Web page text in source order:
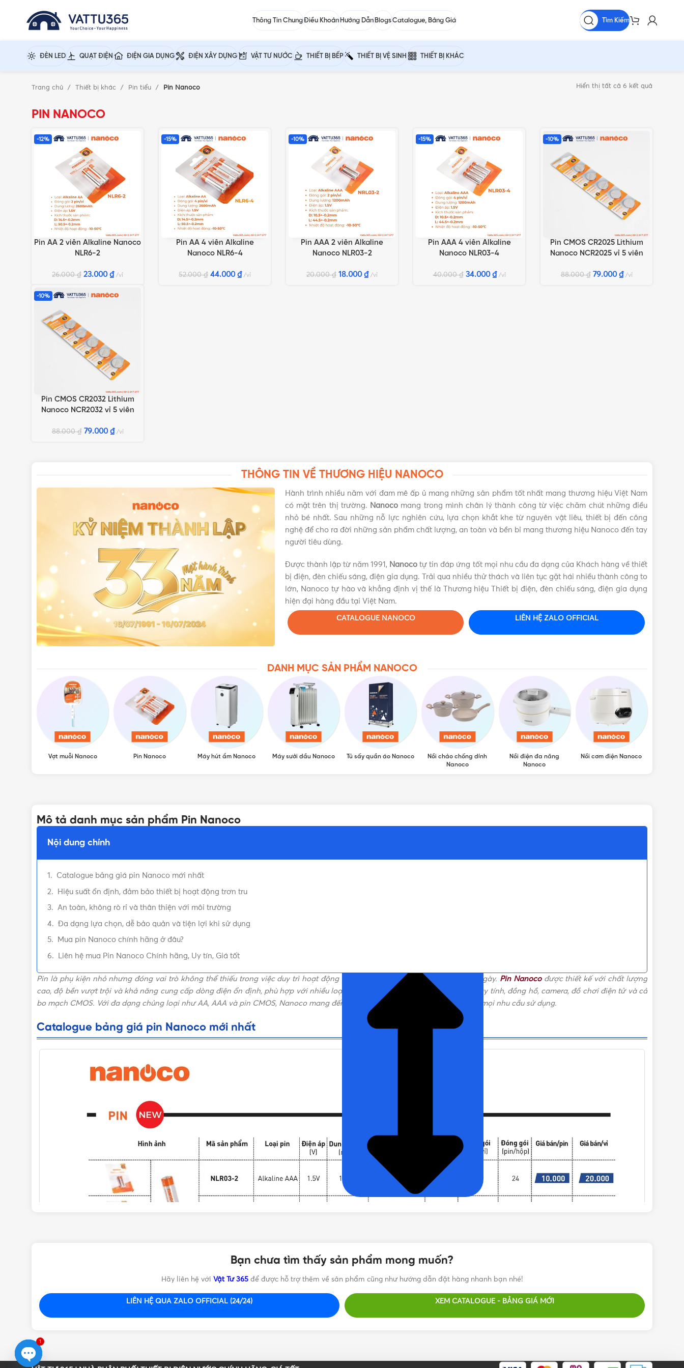
Thông Tin ChungĐiều Khoản Hướng Dẫn BlogsCatalogue, Bảng Giá Tìm Kiếm
ĐÈN LED QUẠT ĐIỆN ĐIỆN GIA DỤNG ĐIỆN XÂY DỰNG VẬT TƯ NƯỚC THIẾT BỊ BẾP THIẾT BỊ VỆ SINH THIẾT BỊ KHÁC
Trang chủ Thiết bị khác Pin tiểu Pin Nanoco Hiển thị tất cả 6 kết quả
PIN NANOCO
-12%
THÊM VÀO GIỎ HÀNG
Pin AA 2 viên Alkaline Nanoco
NLR6-2
26.000₫ 23.000 ₫ vỉ
-15%
THÊM VÀO GIỎ HÀNG
Pin AA 4 viên Alkaline
Nanoco NLR6-4
52.000₫ 44.000 ₫ vỉ
-10%
THÊM VÀO GIỎ HÀNG
Pin AAA 2 viên Alkaline
Nanoco NLR03-2
20.000₫ 18.000 ₫ vỉ
-15%
THÊM VÀO GIỎ HÀNG
Pin AAA 4 viên Alkaline
Nanoco NLR03-4
40.000₫ 34.000 ₫ vỉ
-10%
THÊM VÀO GIỎ HÀNG
Pin CMOS CR2025 Lithium
Nanoco NCR2025 vỉ 5 viên
88.000₫ 79.000 ₫ vỉ
-10%
THÊM VÀO GIỎ HÀNG
Pin CMOS CR2032 Lithium
Nanoco NCR2032 vỉ 5 viên
88.000₫ 79.000 ₫ vỉ
THÔNG TIN VỀ THƯƠNG HIỆU NANOCO
Hành trình nhiều năm với đam mê ấp ủ mang những sản phẩm tốt nhất mang thương hiệu Việt Nam
có mặt trên thị trường. Nanoco mang trong mình chân lý thành công từ việc chăm chút những điều
nhỏ bé nhất. Sau những nỗ lực nghiên cứu, lựa chọn khắt khe từ nguyên vật liêu, thiết bị đến công
nghệ để cho ra đời những sản phẩm chất lượng, an toàn và bền bỉ mang thương hiệu Nanoco đến tay
người tiêu dùng.
Được thành lập từ năm 1991, Nanoco tự tin đáp ứng tốt mọi nhu cầu đa dạng của Khách hàng về thiết
bị điện, đèn chiếu sáng, điện gia dụng. Trải qua nhiều thử thách và liên tục gặt hái nhiều thành công to
lớn, Nanoco tự hào và khẳng định vị thế là Thương hiệu Thiết bị điện, đèn chiếu sáng, điện gia dụng
hiện đại hàng đầu tại Việt Nam.
CATALOGUE NANOCO LIÊN HỆ ZALO OFFICIAL
DANH MỤC SẢN PHẨM NANOCO
Vợt muỗi Nanoco Pin Nanoco Máy hút ẩm Nanoco Máy sưởi dầu Nanoco Tủ sấy quần áo Nanoco
Nồi chảo chống dính
Nanoco
Nồi điện đa năng
Nanoco
Nồi cơm điện Nanoco
Mô tả danh mục sản phẩm Pin Nanoco
Nội dung chính
Catalogue bảng giá pin Nanoco mới nhất
Hiệu suất ổn định, đảm bảo thiết bị hoạt động trơn tru
An toàn, không rò rỉ và thân thiện với môi trường
Đa dạng lựa chọn, dễ bảo quản và tiện lợi khi sử dụng
Mua pin Nanoco chính hãng ở đâu?
Liên hệ mua Pin Nanoco Chính hãng, Uy tín, Giá tốt
Pin là phụ kiện nhỏ nhưng đóng vai trò không thể thiếu trong việc duy trì hoạt động ổn định của các thiết bị điện tử hằng ngày. Pin Nanocođược thiết kế với chất lượng
cao, độ bền vượt trội và khả năng cung cấp dòng điện ổn định, phù hợp với nhiều loại thiết bị như điều khiển từ xa, chuột máy tính, đồng hồ, camera, đồ chơi điện tử và cả
bo mạch CMOS. Với đa dạng chủng loại như AA, AAA và pin CMOS, Nanoco mang đến giải pháp tiện lợi và đáng tin cậy cho mọi nhu cầu sử dụng.
Catalogue bảng giá pin Nanoco mới nhất
Bạn chưa tìm thấy sản phẩm mong muốn?
Hãy liên hệ với Vật Tư 365 để được hỗ trợ thêm về sản phẩm cũng như hướng dẫn đặt hàng nhanh bạn nhé!
LIÊN HỆ QUA ZALO OFFICIAL (24/24) XEM CATALOGUE - BẢNG GIÁ MỚI
1